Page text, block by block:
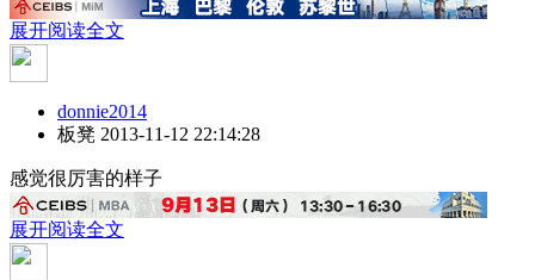
展开阅读全文
donnie2014
板凳 2013-11-12 22:14:28
感觉很厉害的样子
展开阅读全文